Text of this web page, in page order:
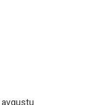
avgustu